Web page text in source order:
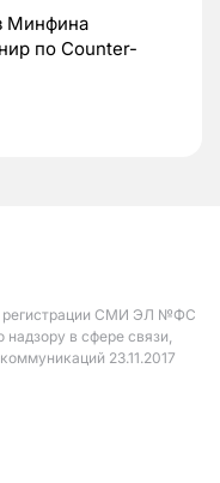
Минфина
по Counter-
регистрации СМИ ЭЛ №ФС
в сфере связи,
23.11.2017